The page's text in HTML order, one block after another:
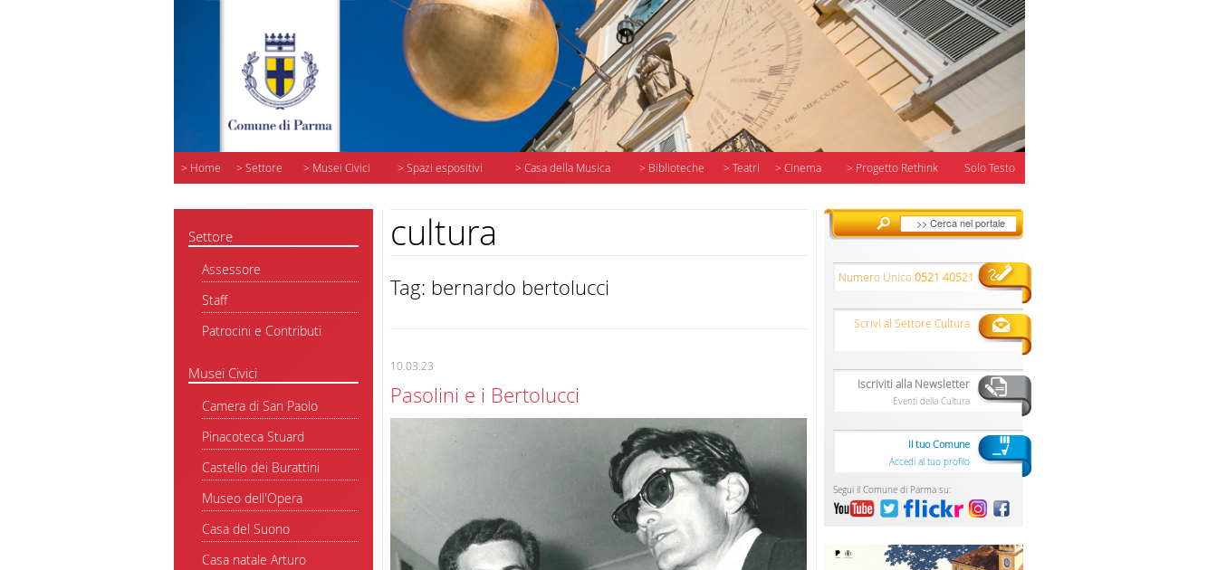
> Home > Settore > Musei Civici > Spazi espositivi > Casa della Musica > Biblioteche > Teatri > Cinema > Progetto Rethink Solo Testo
Settore
Assessore
Staff
Patrocini e Contributi
Musei Civici
Camera di San Paolo
Pinacoteca Stuard
Castello dei Burattini
Museo dell'Opera
Casa del Suono
Casa natale Arturo
cultura
Tag: bernardo bertolucci
10.03.23
Pasolini e i Bertolucci
Numero Unico0521 40521
Scrivi al Settore Cultura
Iscriviti alla Newsletter
Eventi della Cultura
Il tuo Comune
Accedi al tuo profilo
Segui il Comune di Parma su: